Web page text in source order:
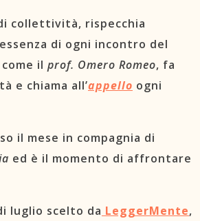
collettività, rispecchia
di ogni incontro del
il prof. Omero Romeo, fa
e chiama all’appello ogni
il mese in compagnia di
ed è il momento di affrontare
luglio scelto da LeggerMente,